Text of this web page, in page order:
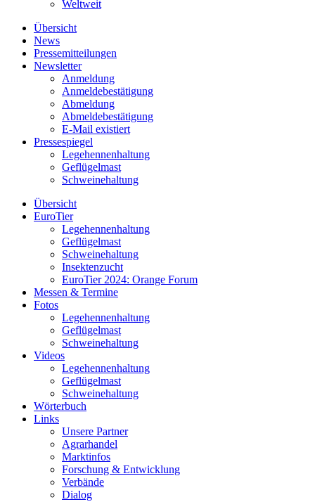
Weltweit
Übersicht
News
Pressemitteilungen
Newsletter
Anmeldung
Anmeldebestätigung
Abmeldung
Abmeldebestätigung
E-Mail existiert
Pressespiegel
Legehennenhaltung
Geflügelmast
Schweinehaltung
Übersicht
EuroTier
Legehennenhaltung
Geflügelmast
Schweinehaltung
Insektenzucht
EuroTier 2024: Orange Forum
Messen & Termine
Fotos
Legehennenhaltung
Geflügelmast
Schweinehaltung
Videos
Legehennenhaltung
Geflügelmast
Schweinehaltung
Wörterbuch
Links
Unsere Partner
Agrarhandel
Marktinfos
Forschung & Entwicklung
Verbände
Dialog